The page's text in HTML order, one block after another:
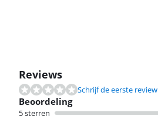
Reviews
Schrijf de eerste review
Beoordeling
5 sterren